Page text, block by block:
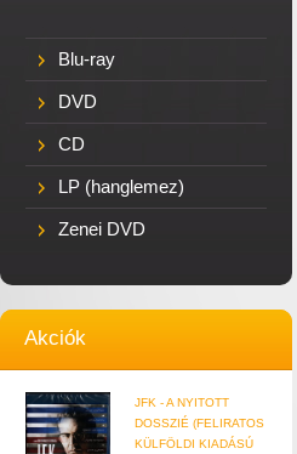
Blu-ray
DVD
CD
LP (hanglemez)
Zenei DVD
Akciók
JFK - A NYITOTT
DOSSZIÉ (FELIRATOS
KÜLFÖLDI KIADÁSÚ